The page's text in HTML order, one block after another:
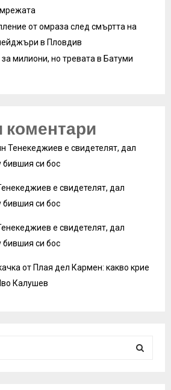
от омраза след смъртта на
в Пловдив
милиони, но тревата в Батуми
коментари
Тенекеджиев е свидетелят, дал
бившия си бос
е свидетелят, дал
бившия си бос
е свидетелят, дал
бившия си бос
от Плая дел Кармен: какво крие
Калушев